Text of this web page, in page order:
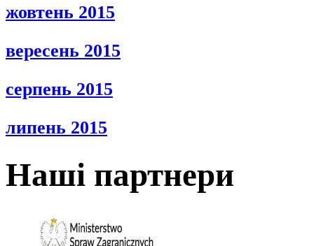
жовтень 2015
вересень 2015
серпень 2015
липень 2015
Наші партнери